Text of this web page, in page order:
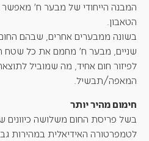
המבנה הייחודי של מבער ח' מאפשר
הטאבון.
בשונה ממבערים אחרים, שבהם
שניים, מבער ח' מחמם את כל שטח
לפיזור חום אחיד, מה שמוביל
המאפה/תבשיל.
חימום מהיר יותר
בשל פריסת החום משלושה כיוונים
לטמפרטורה האידיאלית במהירות